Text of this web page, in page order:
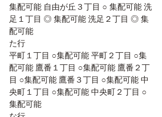
集配可能 自由が丘３丁目 ○ 集配可能 洗
足１丁目 ◎ 集配可能 洗足２丁目 ◎ 集
配可能
た行
平町１丁目 ○集配可能 平町２丁目 ○集
配可能 鷹番１丁目 ○集配可能 鷹番２丁
目 ○集配可能 鷹番３丁目 ○集配可能 中
央町１丁目 ○集配可能 中央町２丁目 ○
集配可能